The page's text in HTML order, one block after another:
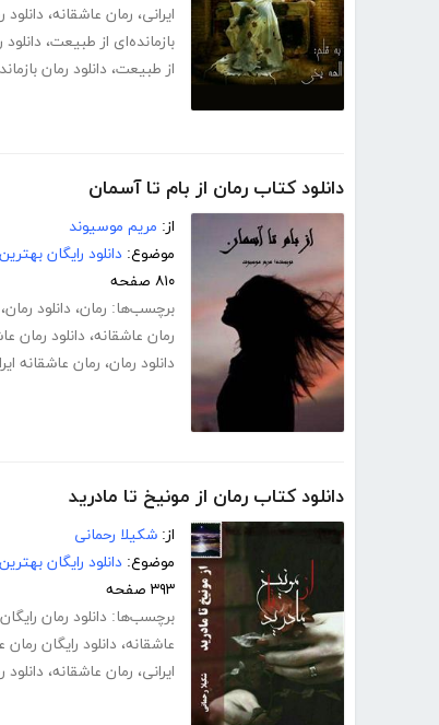
ایرانی، رمان عاشقانه، دانلود
بازمانده‌ای از طبیعت،
از طبیعت، دانلود رمان
دانلود کتاب رمان از بام تا آسمان
از: مریم موسیوند
موضوع: دانلود رایگان
۸۱۰ صفحه
برچسب‌ها: رمان، دانلود رمان،
رمان عاشقانه، دانلود رمان
دانلود رمان، رمان عاشقانه
دانلود کتاب رمان از مونیخ تا مادرید
از: شکیلا رحمانی
موضوع: دانلود رایگان
۳۹۳ صفحه
برچسب‌ها: دانلود رمان رایگان
عاشقانه، دانلود رایگان رمان
ایرانی، رمان عاشقانه، دانلود